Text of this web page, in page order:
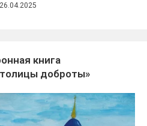
26.04.2025
книга
доброты»